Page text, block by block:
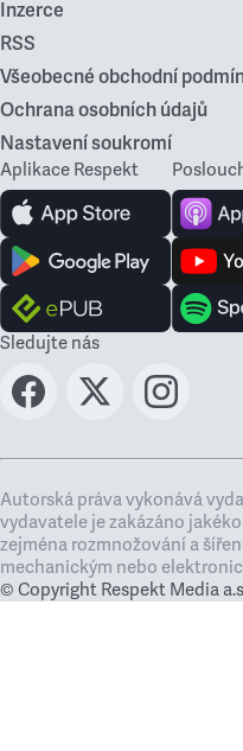
Inzerce
RSS
Všeobecné obchodní
Ochrana osobních údajů
Nastavení soukromí
Aplikace Respekt
Sledujte nás
Autorská práva vykonává
vydavatele je zakázáno
zejména rozmnožování a
mechanickým nebo
© Copyright Respekt Media